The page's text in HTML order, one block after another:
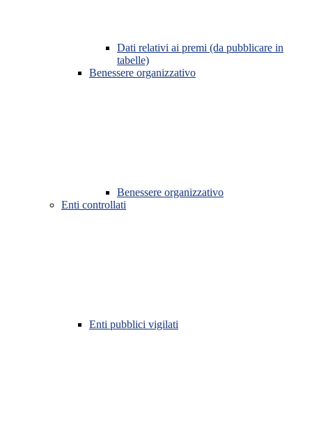
Dati relativi ai premi (da pubblicare in
tabelle)
Benessere organizzativo
Benessere organizzativo
Enti controllati
Enti pubblici vigilati